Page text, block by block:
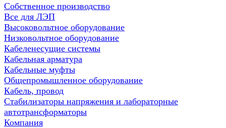
Собственное производство
Все для ЛЭП
Высоковольтное оборудование
Низковольтное оборудование
Кабеленесущие системы
Кабельная арматура
Кабельные муфты
Общепромышленное оборудование
Кабель, провод
Стабилизаторы напряжения и лабораторные
автотрансформаторы
Компания